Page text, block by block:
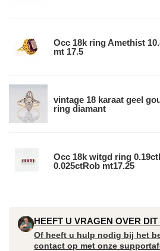
Occ 18k ring Amethist
mt 17.5
vintage 18 karaat geel
ring diamant
Occ 18k witgd ring
0.025ctRob mt17.25
HEEFT U VRAGEN OVER
Of heeft u hulp nodig bij het
contact op met onze